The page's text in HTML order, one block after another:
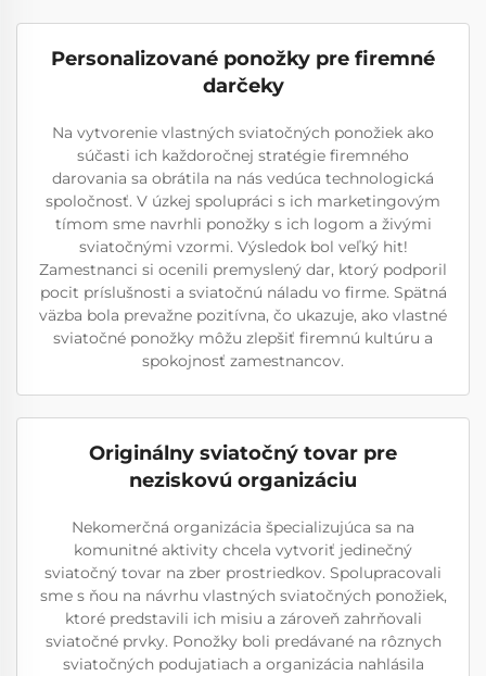
Personalizované ponožky pre firemné
darčeky
Na vytvorenie vlastných sviatočných ponožiek ako
súčasti ich každoročnej stratégie firemného
darovania sa obrátila na nás vedúca technologická
spoločnosť. V úzkej spolupráci s ich marketingovým
tímom sme navrhli ponožky s ich logom a živými
sviatočnými vzormi. Výsledok bol veľký hit!
Zamestnanci si ocenili premyslený dar, ktorý podporil
pocit príslušnosti a sviatočnú náladu vo firme. Spätná
väzba bola prevažne pozitívna, čo ukazuje, ako vlastné
sviatočné ponožky môžu zlepšiť firemnú kultúru a
spokojnosť zamestnancov.
Originálny sviatočný tovar pre
neziskovú organizáciu
Nekomerčná organizácia špecializujúca sa na
komunitné aktivity chcela vytvoriť jedinečný
sviatočný tovar na zber prostriedkov. Spolupracovali
sme s ňou na návrhu vlastných sviatočných ponožiek,
ktoré predstavili ich misiu a zároveň zahrňovali
sviatočné prvky. Ponožky boli predávané na rôznych
sviatočných podujatiach a organizácia nahlásila